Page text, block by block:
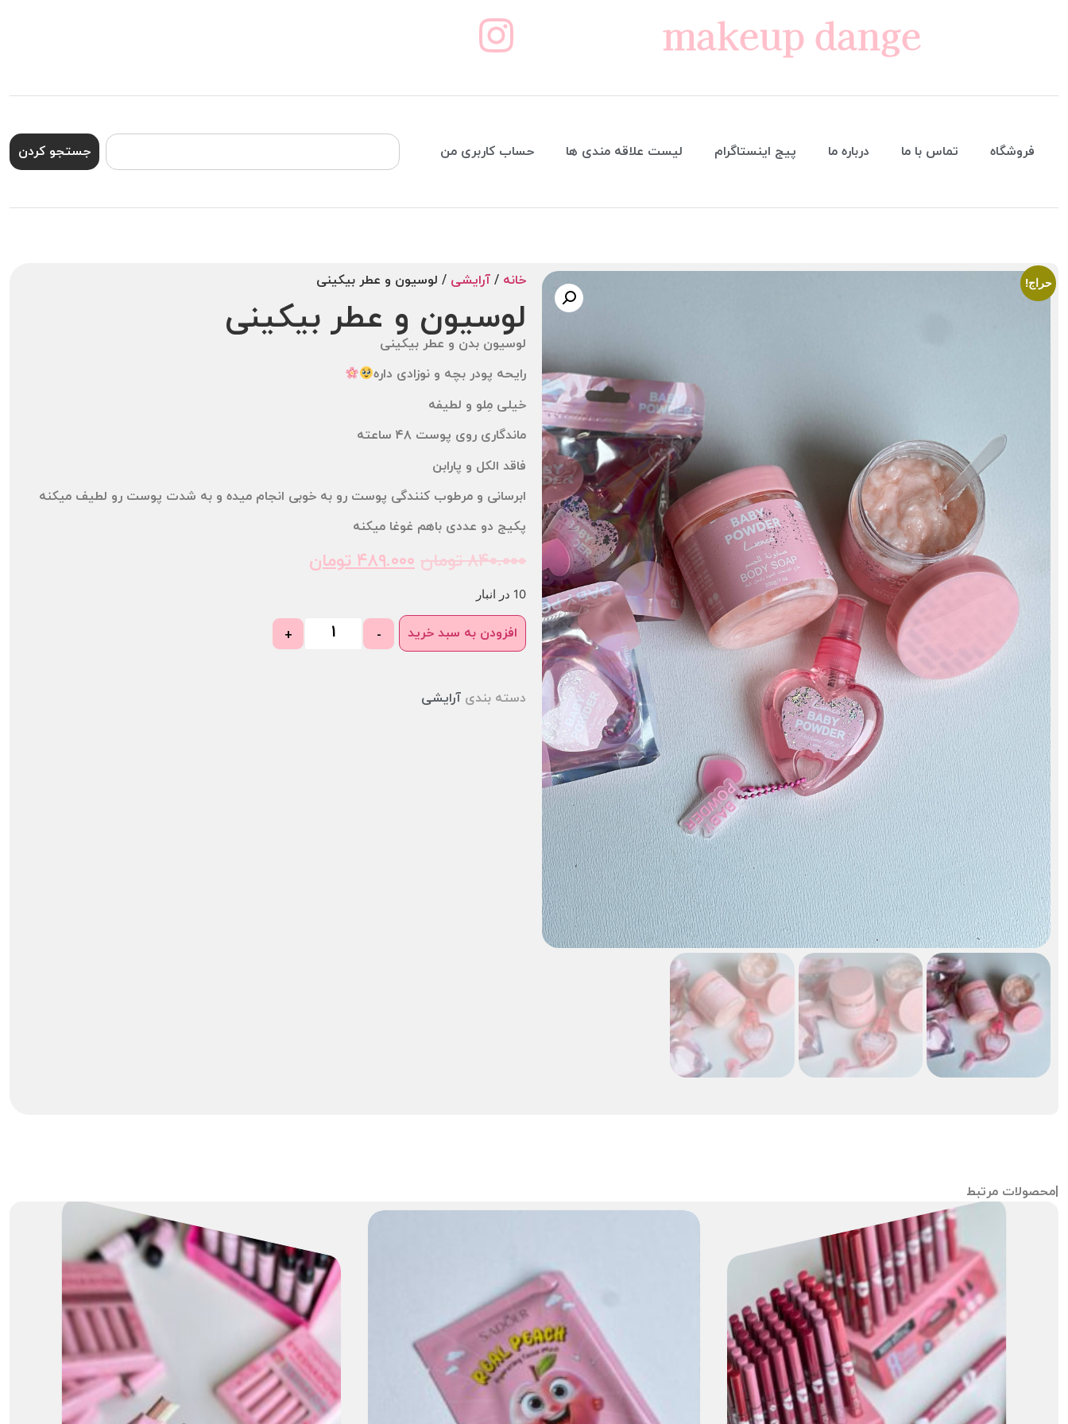
makeup dange
فروشگاه تماس با ما درباره ما پیج اینستاگرام لیست علاقه مندی ها حساب کاربری من جستجو کردن
حراج! خانه / آرایشی / لوسیون و عطر بیکینی
لوسیون و عطر بیکینی
لوسیون بدن و عطر بیکینی
رایحه پودر بچه و نوزادی داره
خیلی مِلو و لطیفه
ماندگاری روی پوست ۴۸ ساعته
فاقد الکل و پارابن
ابرسانی و مرطوب کنندگی پوست رو به خوبی انجام میده و به شدت پوست رو لطیف میکنه
پکیج دو عددی باهم غوغا میکنه
۸۴۰.۰۰۰ تومان ۴۸۹.۰۰۰ تومان
10 در انبار
-
+ افزودن به سبد خرید
دسته بندی آرایشی
|محصولات مرتبط